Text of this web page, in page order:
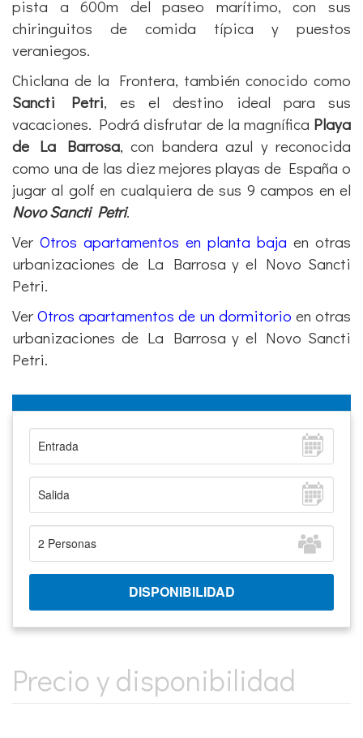
Chiclana de la Frontera, también conocido como
Sancti Petri
, es el destino ideal para sus
vacaciones. Podrá disfrutar de la magnífica
de La Barrosa , con bandera azul y reconocida
como una de las diez mejores playas de España o
jugar al golf en cualquiera de sus 9 campos en el
Novo Sancti Petri
VerOtros apartamentos en planta baja en otras
urbanizaciones de La Barrosa y el Novo Sancti
Petri.
Ver Otros apartamentos de un dormitorio en otras
urbanizaciones de La Barrosa y el Novo Sancti
Petri.
Precio y disponibilidad